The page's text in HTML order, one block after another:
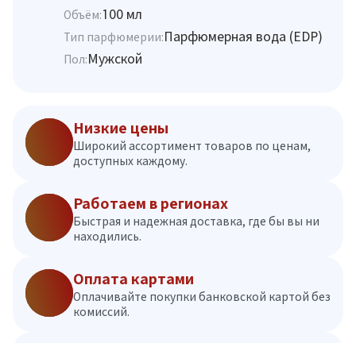
Объём:100 мл
Тип парфюмерии:Парфюмерная вода (EDP)
Пол:Мужской
Низкие цены
Широкий ассортимент товаров по ценам,
доступных каждому.
Работаем в регионах
Быстрая и надежная доставка, где бы вы ни
находились.
Оплата картами
Оплачивайте покупки банковской картой без
комиссий.